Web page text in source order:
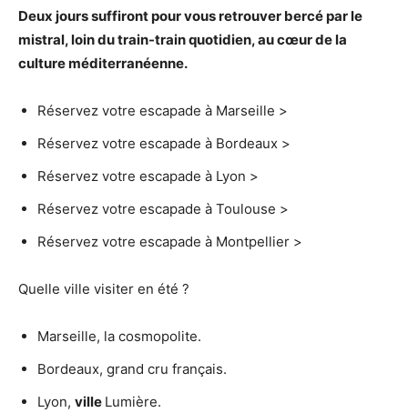
Deux jourssuffiront pour vous retrouver bercé par le
mistral, loin du train-train quotidien, au cœur de la
culture méditerranéenne.
Réservez votre escapade à Marseille >
Réservez votre escapade à Bordeaux >
Réservez votre escapade à Lyon >
Réservez votre escapade à Toulouse >
Réservez votre escapade à Montpellier >
Quelle ville visiter en été ?
Marseille, la cosmopolite.
Bordeaux, grand cru français.
Lyon, ville Lumière.